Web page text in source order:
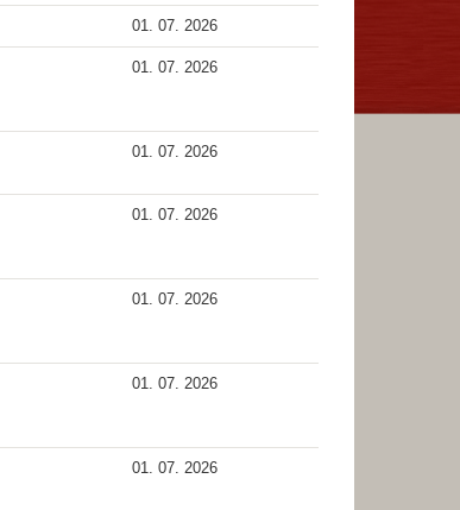
01. 07. 2026
01. 07. 2026
01. 07. 2026
01. 07. 2026
01. 07. 2026
01. 07. 2026
01. 07. 2026